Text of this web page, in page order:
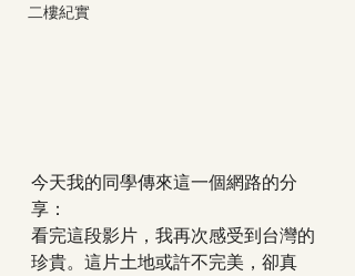
二樓紀實
今天我的同學傳來這一個網路的分
享：
看完這段影片，我再次感受到台灣的
珍貴。這片土地或許不完美，卻真